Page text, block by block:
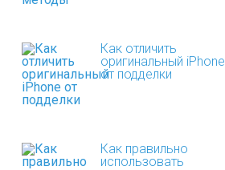
Как отличить
оригинальный iPhone
от подделки
Как правильно
использовать